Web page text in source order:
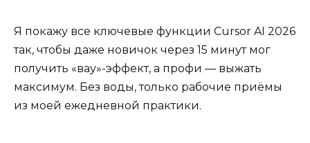
Я покажу все ключевые функции Cursor AI 2026
так, чтобы даже новичок через 15 минут мог
получить «вау»-эффект, а профи — выжать
максимум. Без воды, только рабочие приёмы
из моей ежедневной практики.